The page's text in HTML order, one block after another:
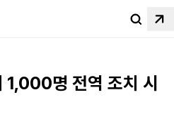
1,000명 전역 조치 시